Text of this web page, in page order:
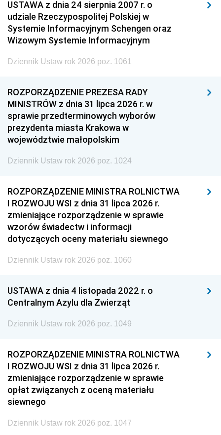
USTAWA z dnia 24 sierpnia 2007 r. o
udziale Rzeczypospolitej Polskiej w
Systemie Informacyjnym Schengen oraz
Wizowym Systemie Informacyjnym
Dziennik Ustaw rok 2026 poz. 1061
ROZPORZĄDZENIE PREZESA RADY
MINISTRÓW z dnia 31 lipca 2026 r. w
sprawie przedterminowych wyborów
prezydenta miasta Krakowa w
województwie małopolskim
Dziennik Ustaw rok 2026 poz. 1024
ROZPORZĄDZENIE MINISTRA ROLNICTWA
I ROZWOJU WSI z dnia 31 lipca 2026 r.
zmieniające rozporządzenie w sprawie
wzorów świadectw i informacji
dotyczących oceny materiału siewnego
Dziennik Ustaw rok 2026 poz. 1060
USTAWA z dnia 4 listopada 2022 r. o
Centralnym Azylu dla Zwierząt
Dziennik Ustaw rok 2026 poz. 1049
ROZPORZĄDZENIE MINISTRA ROLNICTWA
I ROZWOJU WSI z dnia 31 lipca 2026 r.
zmieniające rozporządzenie w sprawie
opłat związanych z oceną materiału
siewnego
Dziennik Ustaw rok 2026 poz. 1047